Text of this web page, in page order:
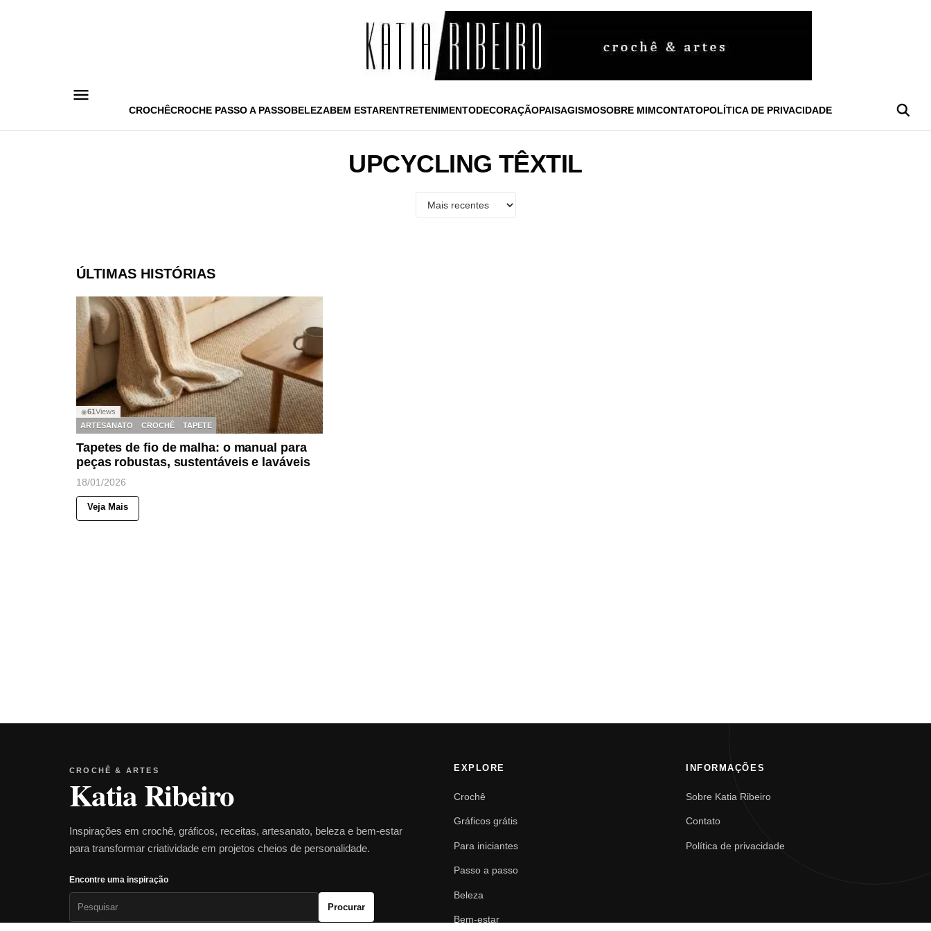
CROCHÊCROCHE PASSO A PASSOBELEZABEM ESTARENTRETENIMENTODECORAÇÃOPAISAGISMOSOBRE MIMCONTATOPOLÍTICA DE PRIVACIDADE
UPCYCLING TÊXTIL
ÚLTIMAS HISTÓRIAS
◉61Views
ARTESANATO
CROCHÊ TAPETE
Tapetes de fio de malha: o manual para
peças robustas, sustentáveis e laváveis
18/01/2026
Veja Mais
CROCHÊ & ARTES
Katia Ribeiro
Inspirações em crochê, gráficos, receitas, artesanato, beleza e bem-estar
para transformar criatividade em projetos cheios de personalidade.
Encontre uma inspiração
Procurar
EXPLORE
Crochê
Gráficos grátis
Para iniciantes
Passo a passo
Beleza
Bem-estar
INFORMAÇÕES
Sobre Katia Ribeiro
Contato
Política de privacidade